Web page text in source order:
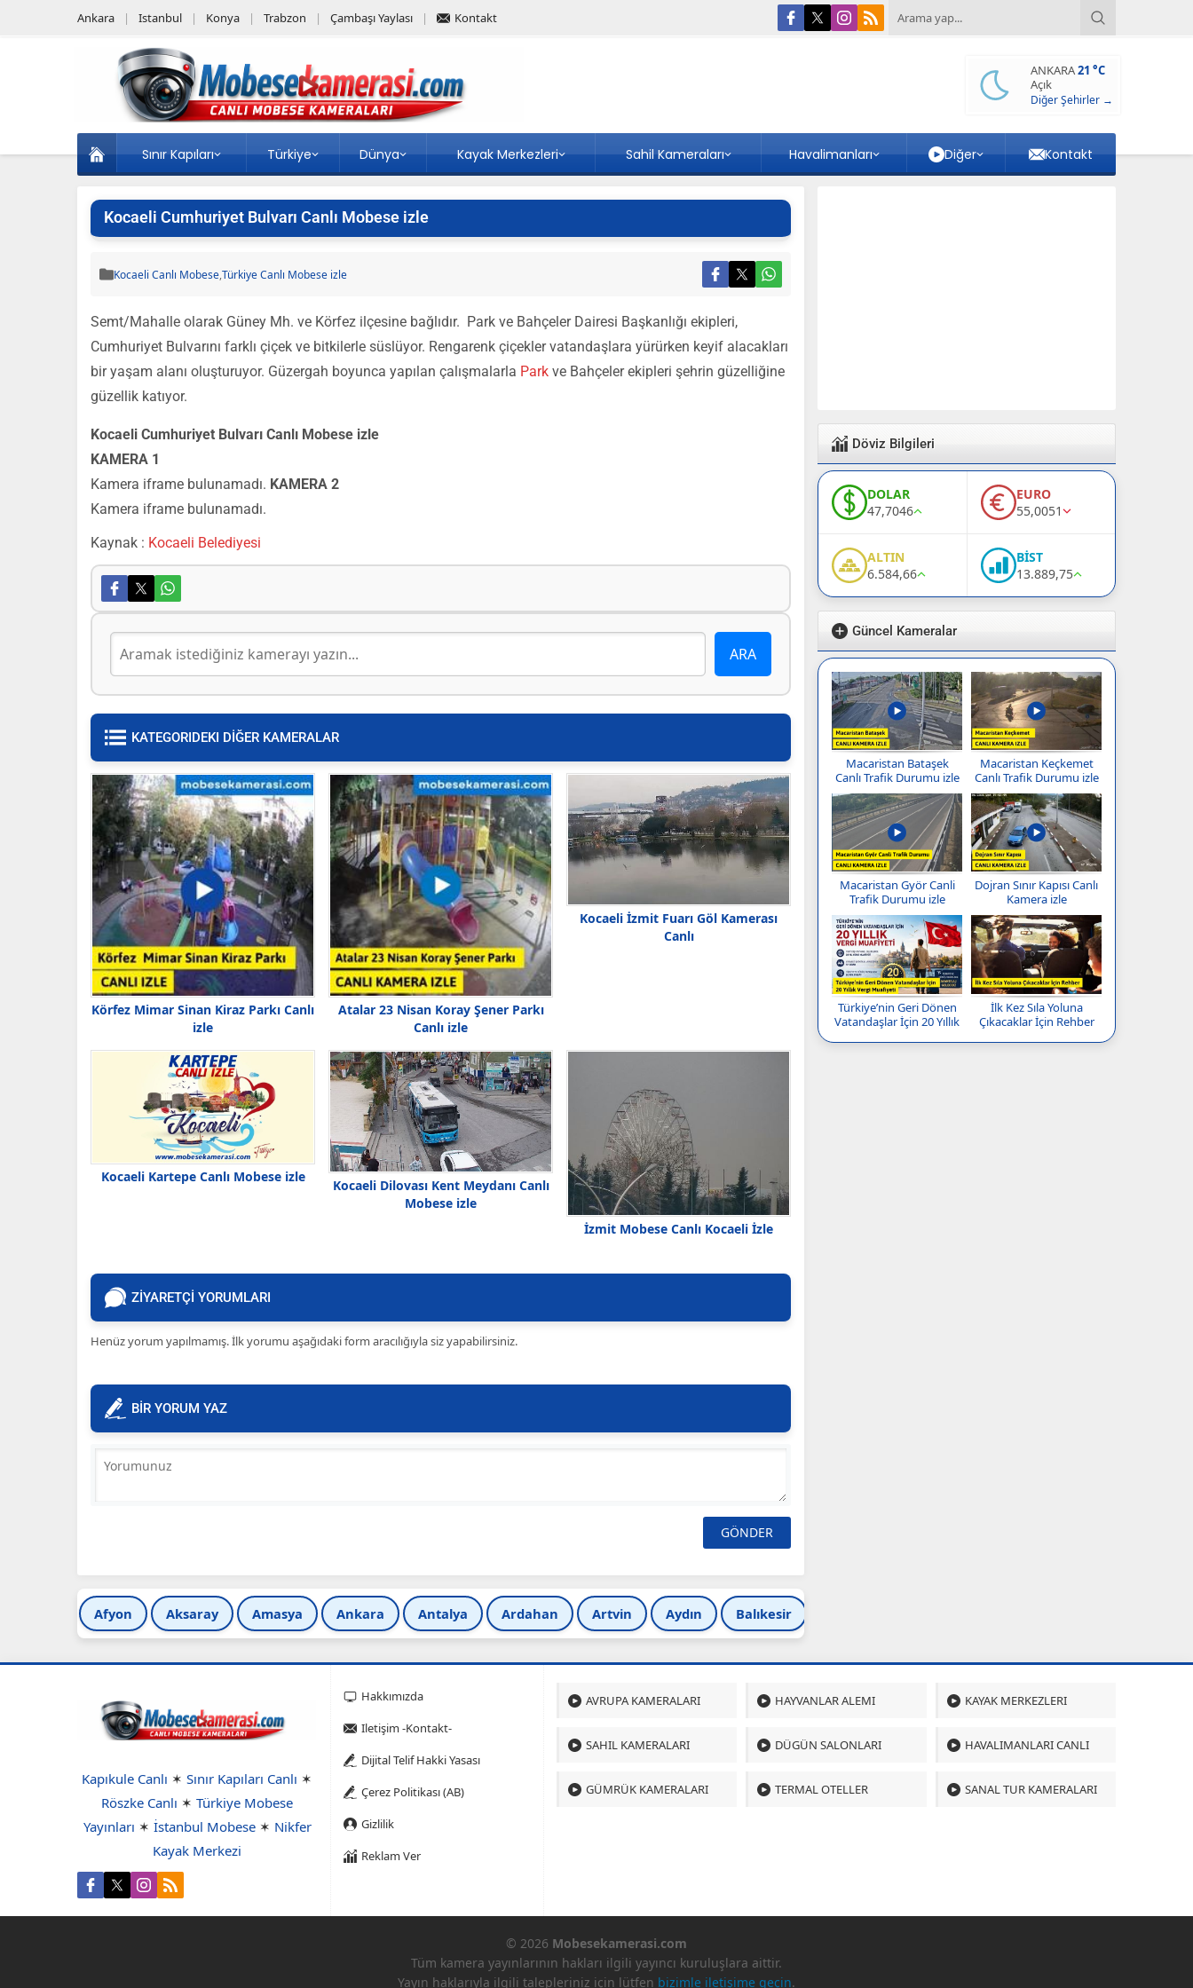
Ankara Istanbul Konya Trabzon Çambaşı Yaylası Kontakt
ANKARA21 °C
Açık
Diğer Şehirler →
Sınır Kapıları Türkiye Dünya Kayak Merkezleri Sahil Kameraları Havalimanları Diğer Kontakt
Kocaeli Cumhuriyet Bulvarı Canlı Mobese izle
Kocaeli Canlı Mobese,Türkiye Canlı Mobese izle
Semt/Mahalle olarak Güney Mh. ve Körfez ilçesine bağlıdır. Park ve Bahçeler Dairesi Başkanlığı ekipleri,
Cumhuriyet Bulvarını farklı çiçek ve bitkilerle süslüyor. Rengarenk çiçekler vatandaşlara yürürken keyif alacakları
bir yaşam alanı oluşturuyor. Güzergah boyunca yapılan çalışmalarla Park ve Bahçeler ekipleri şehrin güzelliğine
güzellik katıyor.
Kocaeli Cumhuriyet Bulvarı Canlı Mobese izle
KAMERA 1
Kamera iframe bulunamadı. KAMERA 2
Kamera iframe bulunamadı.
Kaynak : Kocaeli Belediyesi
KATEGORIDEKI DİĞER KAMERALAR
Körfez Mimar Sinan Kiraz Parkı Canlı
izle
Atalar 23 Nisan Koray Şener Parkı
Canlı izle
Kocaeli İzmit Fuarı Göl Kamerası
Canlı
Kocaeli Kartepe Canlı Mobese izle
Kocaeli Dilovası Kent Meydanı Canlı
Mobese izle
İzmit Mobese Canlı Kocaeli İzle
ZİYARETÇİ YORUMLARI
Henüz yorum yapılmamış. İlk yorumu aşağıdaki form aracılığıyla siz yapabilirsiniz.
BİR YORUM YAZ
Afyon Aksaray Amasya Ankara Antalya Ardahan Artvin Aydın Balıkesir
Döviz Bilgileri
DOLAR
47,7046
EURO
55,0051
ALTIN
6.584,66
BİST
13.889,75
Güncel Kameralar
Macaristan Bataşek
Canlı Trafik Durumu izle
Macaristan Keçkemet
Canlı Trafik Durumu izle
Macaristan Györ Canli
Trafik Durumu izle
Dojran Sınır Kapısı Canlı
Kamera izle
Türkiye’nin Geri Dönen
Vatandaşlar İçin 20 Yıllık
İlk Kez Sıla Yoluna
Çıkacaklar İçin Rehber
Kapıkule Canlı ✶ Sınır Kapıları Canlı ✶
Röszke Canlı ✶ Türkiye Mobese
Yayınları ✶ İstanbul Mobese✶ Nikfer
Kayak Merkezi
Hakkımızda
Iletişim -Kontakt-
Dijital Telif Hakki Yasası
Çerez Politikası (AB)
Gizlilik
Reklam Ver
AVRUPA KAMERALARI HAYVANLAR ALEMI KAYAK MERKEZLERI
SAHIL KAMERALARI DÜGÜN SALONLARI HAVALIMANLARI CANLI
GÜMRÜK KAMERALARI TERMAL OTELLER SANAL TUR KAMERALARI
© 2026 Mobesekamerasi.com
Tüm kamera yayınlarının hakları ilgili yayıncı kuruluşlara aittir.
Yayın haklarıyla ilgili talepleriniz için lütfen bizimle iletişime geçin.